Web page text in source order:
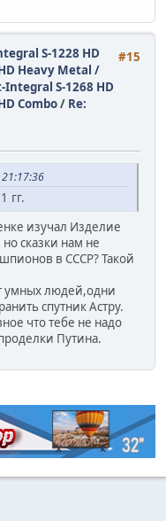
#15
S-1228 HD
Heavy Metal /
Integral S-1268 HD
Combo/ Re:
гг.
изучал Изделие
сказки нам не
в СССР? Такой
умных людей,одни
спутник Астру.
что тебе не надо
Путина.